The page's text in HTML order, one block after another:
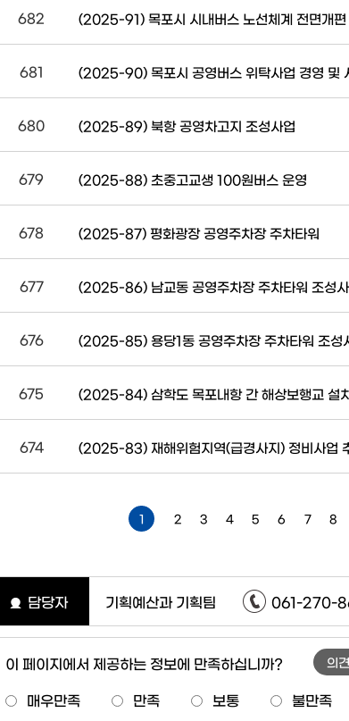
682 (2025-91) 목포시 시내버스 노선체계 전면개편
681 (2025-90) 목포시 공영버스 위탁사업 경영 및
680 (2025-89) 북항 공영차고지 조성사업
679 (2025-88) 초중고교생 100원버스 운영
678 (2025-87) 평화광장 공영주차장 주차타워
677 (2025-86) 남교동 공영주차장 주차타워 조성
676 (2025-85) 용당1동 공영주차장 주차타워 조성
675 (2025-84) 삼학도 목포내항 간 해상보행교 설
674 (2025-83) 재해위험지역(급경사지) 정비사업
1 2 3 4 5 6 7 8
담당자 기획예산과 기획팀 061-270-
이 페이지에서 제공하는 정보에 만족하십니까?
매우만족 만족 보통 불만족
의